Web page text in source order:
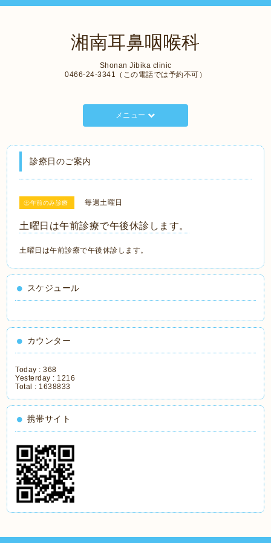
湘南耳鼻咽喉科
Shonan Jibika clinic
0466-24-3341（この電話では予約不可）
メニュー
診療日のご案内
㊏午前のみ診療 毎週土曜日
土曜日は午前診療で午後休診します。
土曜日は午前診療で午後休診します。
スケジュール
カウンター
Today :368
Yesterday : 1216
Total : 1638833
携帯サイト